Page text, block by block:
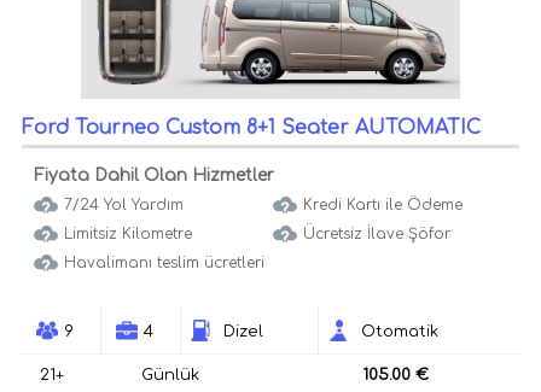
Ford Tourneo Custom 8+1 Seater AUTOMATIC
Fiyata Dahil Olan Hizmetler
7/24 Yol Yardım
Kredi Kartı ile Ödeme
Limitsiz Kilometre
Ücretsiz İlave Şöfor
Havalimanı teslim ücretleri
9 4 Dizel Otomatik
21+
Günlük
105.00 €